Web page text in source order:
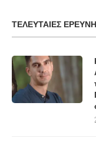
ΤΕΛΕΥΤΑΊΕΣ